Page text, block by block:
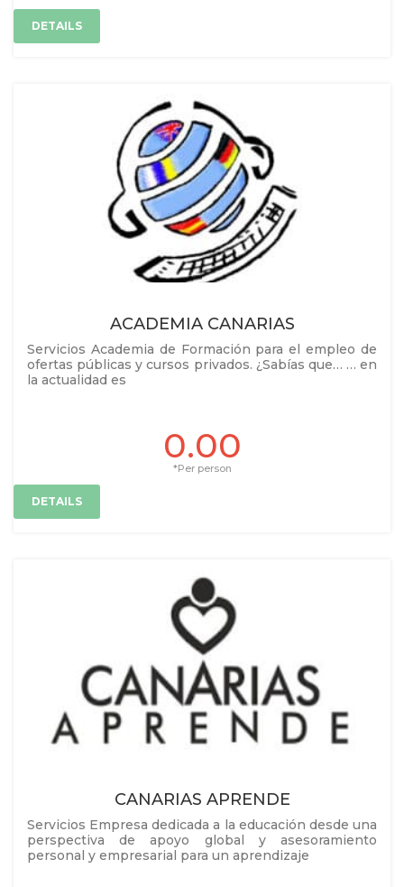
DETAILS
ACADEMIA CANARIAS
Servicios Academia de Formación para el empleo de
ofertas públicas y cursos privados. ¿Sabías que… … en
la actualidad es
0.00
*Per person
DETAILS
CANARIAS APRENDE
Servicios Empresa dedicada a la educación desde una
perspectiva de apoyo global y asesoramiento
personal y empresarial para un aprendizaje